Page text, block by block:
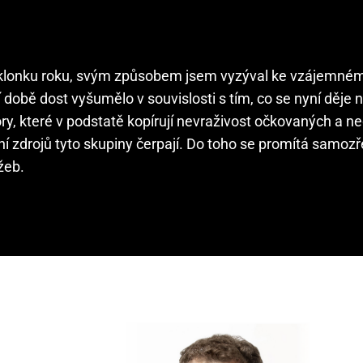
roku, svým způsobem jsem vyzýval ke
dost vyšumělo v souvislosti s tím, co se nyní děje
které v podstatě kopírují nevraživost očkovaných a
zdrojů tyto skupiny čerpají. Do toho se promítá